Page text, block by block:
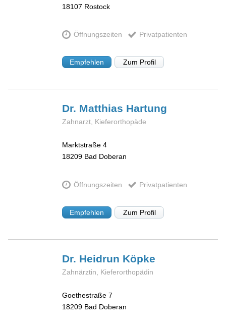
18107 Rostock
Öffnungszeiten Privatpatienten
Empfehlen Zum Profil
Dr. Matthias Hartung
Zahnarzt, Kieferorthopäde
Marktstraße 4
18209 Bad Doberan
Öffnungszeiten Privatpatienten
Empfehlen Zum Profil
Dr. Heidrun Köpke
Zahnärztin, Kieferorthopädin
Goethestraße 7
18209 Bad Doberan